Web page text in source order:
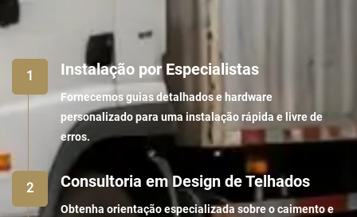
Instalação por Especialistas
Fornecemos guias detalhados e hardware
personalizado para uma instalação rápida e livre de
erros.
Consultoria em Design de Telhados
Obtenha orientação especializada sobre o caimento e